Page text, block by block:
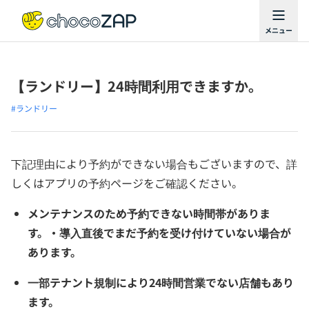
【ランドリー】24時間利用できますか。
#ランドリー
下記理由により予約ができない場合もございますので、詳
しくはアプリの予約ページをご確認ください。
メンテナンスのため予約できない時間帯がありま
す。・導入直後でまだ予約を受け付けていない場合が
あります。
一部テナント規制により24時間営業でない店舗もあり
ます。